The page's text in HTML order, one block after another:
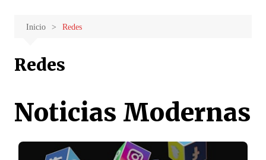
Inicio Redes
Redes
Noticias Modernas